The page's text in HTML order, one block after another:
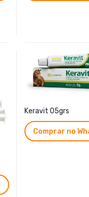
Keravit 05grs
Comprar no